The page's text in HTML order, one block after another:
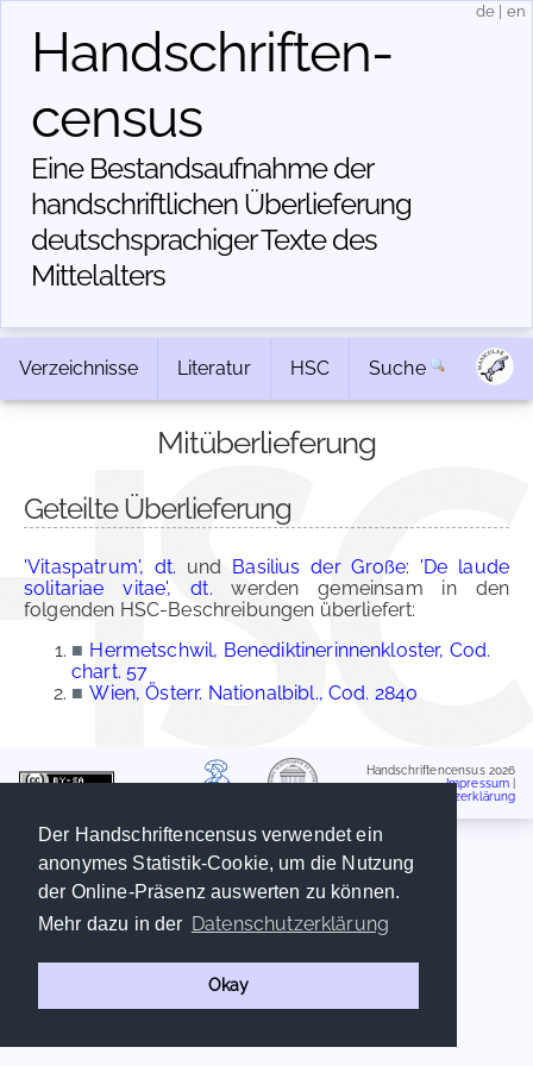
Der Handschriftencensus verwendet ein
anonymes Statistik-Cookie, um die Nutzung
der Online-Präsenz auswerten zu können.
Mehr dazu in der Datenschutzerklärung
Okay
Handschriften­
census
Eine Bestandsaufnahme der
handschriftlichen Über­lieferung
deutschsprachiger Texte des
Mittelalters
de en
Verzeichnisse Literatur HSC Suche
Mitüberlieferung
Geteilte Überlieferung
'Vitaspatrum', dt. und Basilius der Große: 'De laude
solitariae vitae', dt. werden gemeinsam in den
folgenden HSC-Beschreibungen überliefert:
■ Hermetschwil, Benediktinerinnenkloster, Cod.
chart. 57
■ Wien, Österr. Nationalbibl., Cod. 2840
Handschriftencensus 2026
Impressum
Datenschutzerklärung